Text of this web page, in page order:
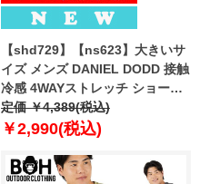
【shd729】【ns623】大きいサ
イズ メンズ DANIEL DODD 接触
冷感 4WAYストレッチ ショーツ
ショートパンツ ハーフパンツ 春
夏新作 azsp-260204 【fre】
定価 ￥4,389(税込)
￥2,990(税込)